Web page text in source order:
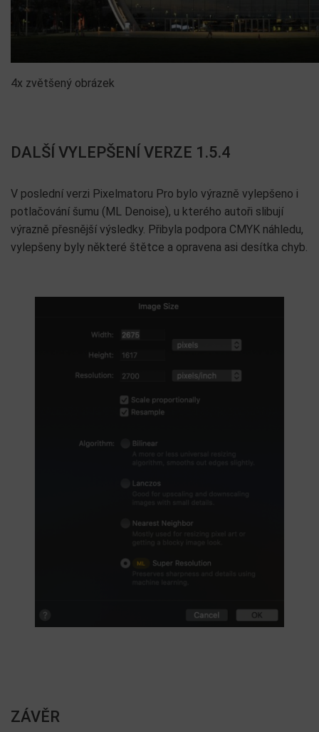
4x zvětšený obrázek
DALŠÍ VYLEPŠENÍ VERZE 1.5.4
V poslední verzi Pixelmatoru Pro bylo výrazně vylepšeno i
potlačování šumu (ML Denoise), u kterého autoři slibují
výrazně přesnější výsledky. Přibyla podpora CMYK náhledu,
vylepšeny byly některé štětce a opravena asi desítka chyb.
ZÁVĚR